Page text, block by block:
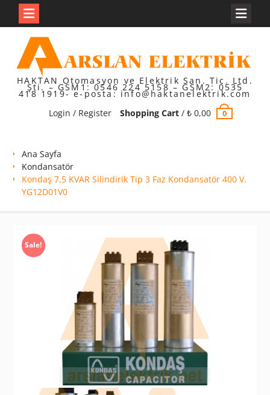
content
HAKTAN Otomasyon ve Elektrik San. Tic. Ltd.
Şti. – GSM1: 0546 224 5158 – GSM2: 0535
418 1919- e-posta: info@haktanelektrik.com
Login / Register
Shopping Cart/ ₺0,00 0
Ana Sayfa
Kondansatör
Kondaş 7,5 KVAR Silindirik Tip 3 Faz Kondansatör 400 V.
YG12D01V0
Sale!